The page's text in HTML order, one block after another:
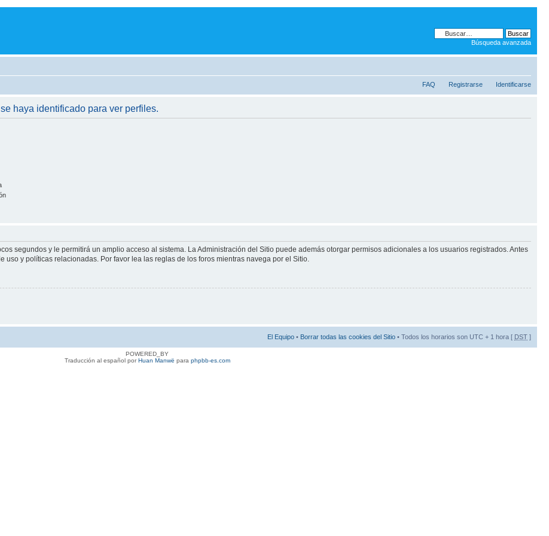
Búsqueda avanzada
FAQ Registrarse Identificarse
haya identificado para ver perfiles.
segundos y le permitirá un amplio acceso al sistema. La Administración del Sitio puede además otorgar permisos adicionales a los usuarios registrados. Antes
y políticas relacionadas. Por favor lea las reglas de los foros mientras navega por el Sitio.
El Equipo • Borrar todas las cookies del Sitio • Todos los horarios son UTC + 1 hora [ DST ]
POWERED_BY
Traducción al español porHuan Manwë para phpbb-es.com